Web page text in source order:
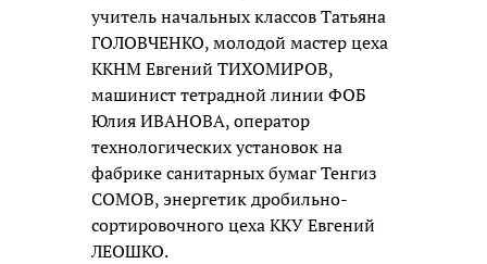
учитель начальных классов Татьяна
ГОЛОВЧЕНКО, молодой мастер цеха
ККНМ Евгений ТИХОМИРОВ,
машинист тетрадной линии ФОБ
Юлия ИВАНОВА, оператор
технологических установок на
фабрике санитарных бумаг Тенгиз
СОМОВ, энергетик дробильно-
сортировочного цеха ККУ Евгений
ЛЕОШКО.